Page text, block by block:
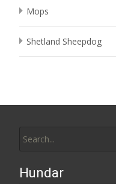
Mops
Shetland Sheepdog
for:
Hundar